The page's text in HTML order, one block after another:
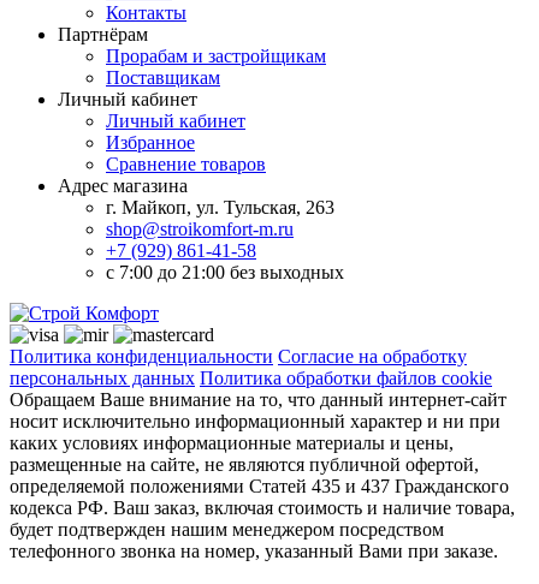
Контакты
Партнёрам
Прорабам и застройщикам
Поставщикам
Личный кабинет
Личный кабинет
Избранное
Сравнение товаров
Адрес магазина
г. Майкоп, ул. Тульская, 263
shop@stroikomfort-m.ru
+7 (929) 861-41-58
с 7:00 до 21:00 без выходных
Политика конфиденциальности Согласие на обработку
персональных данных Политика обработки файлов cookie
Обращаем Ваше внимание на то, что данный интернет-сайт
носит исключительно информационный характер и ни при
каких условиях информационные материалы и цены,
размещенные на сайте, не являются публичной офертой,
определяемой положениями Статей 435 и 437 Гражданского
кодекса РФ. Ваш заказ, включая стоимость и наличие товара,
будет подтвержден нашим менеджером посредством
телефонного звонка на номер, указанный Вами при заказе.